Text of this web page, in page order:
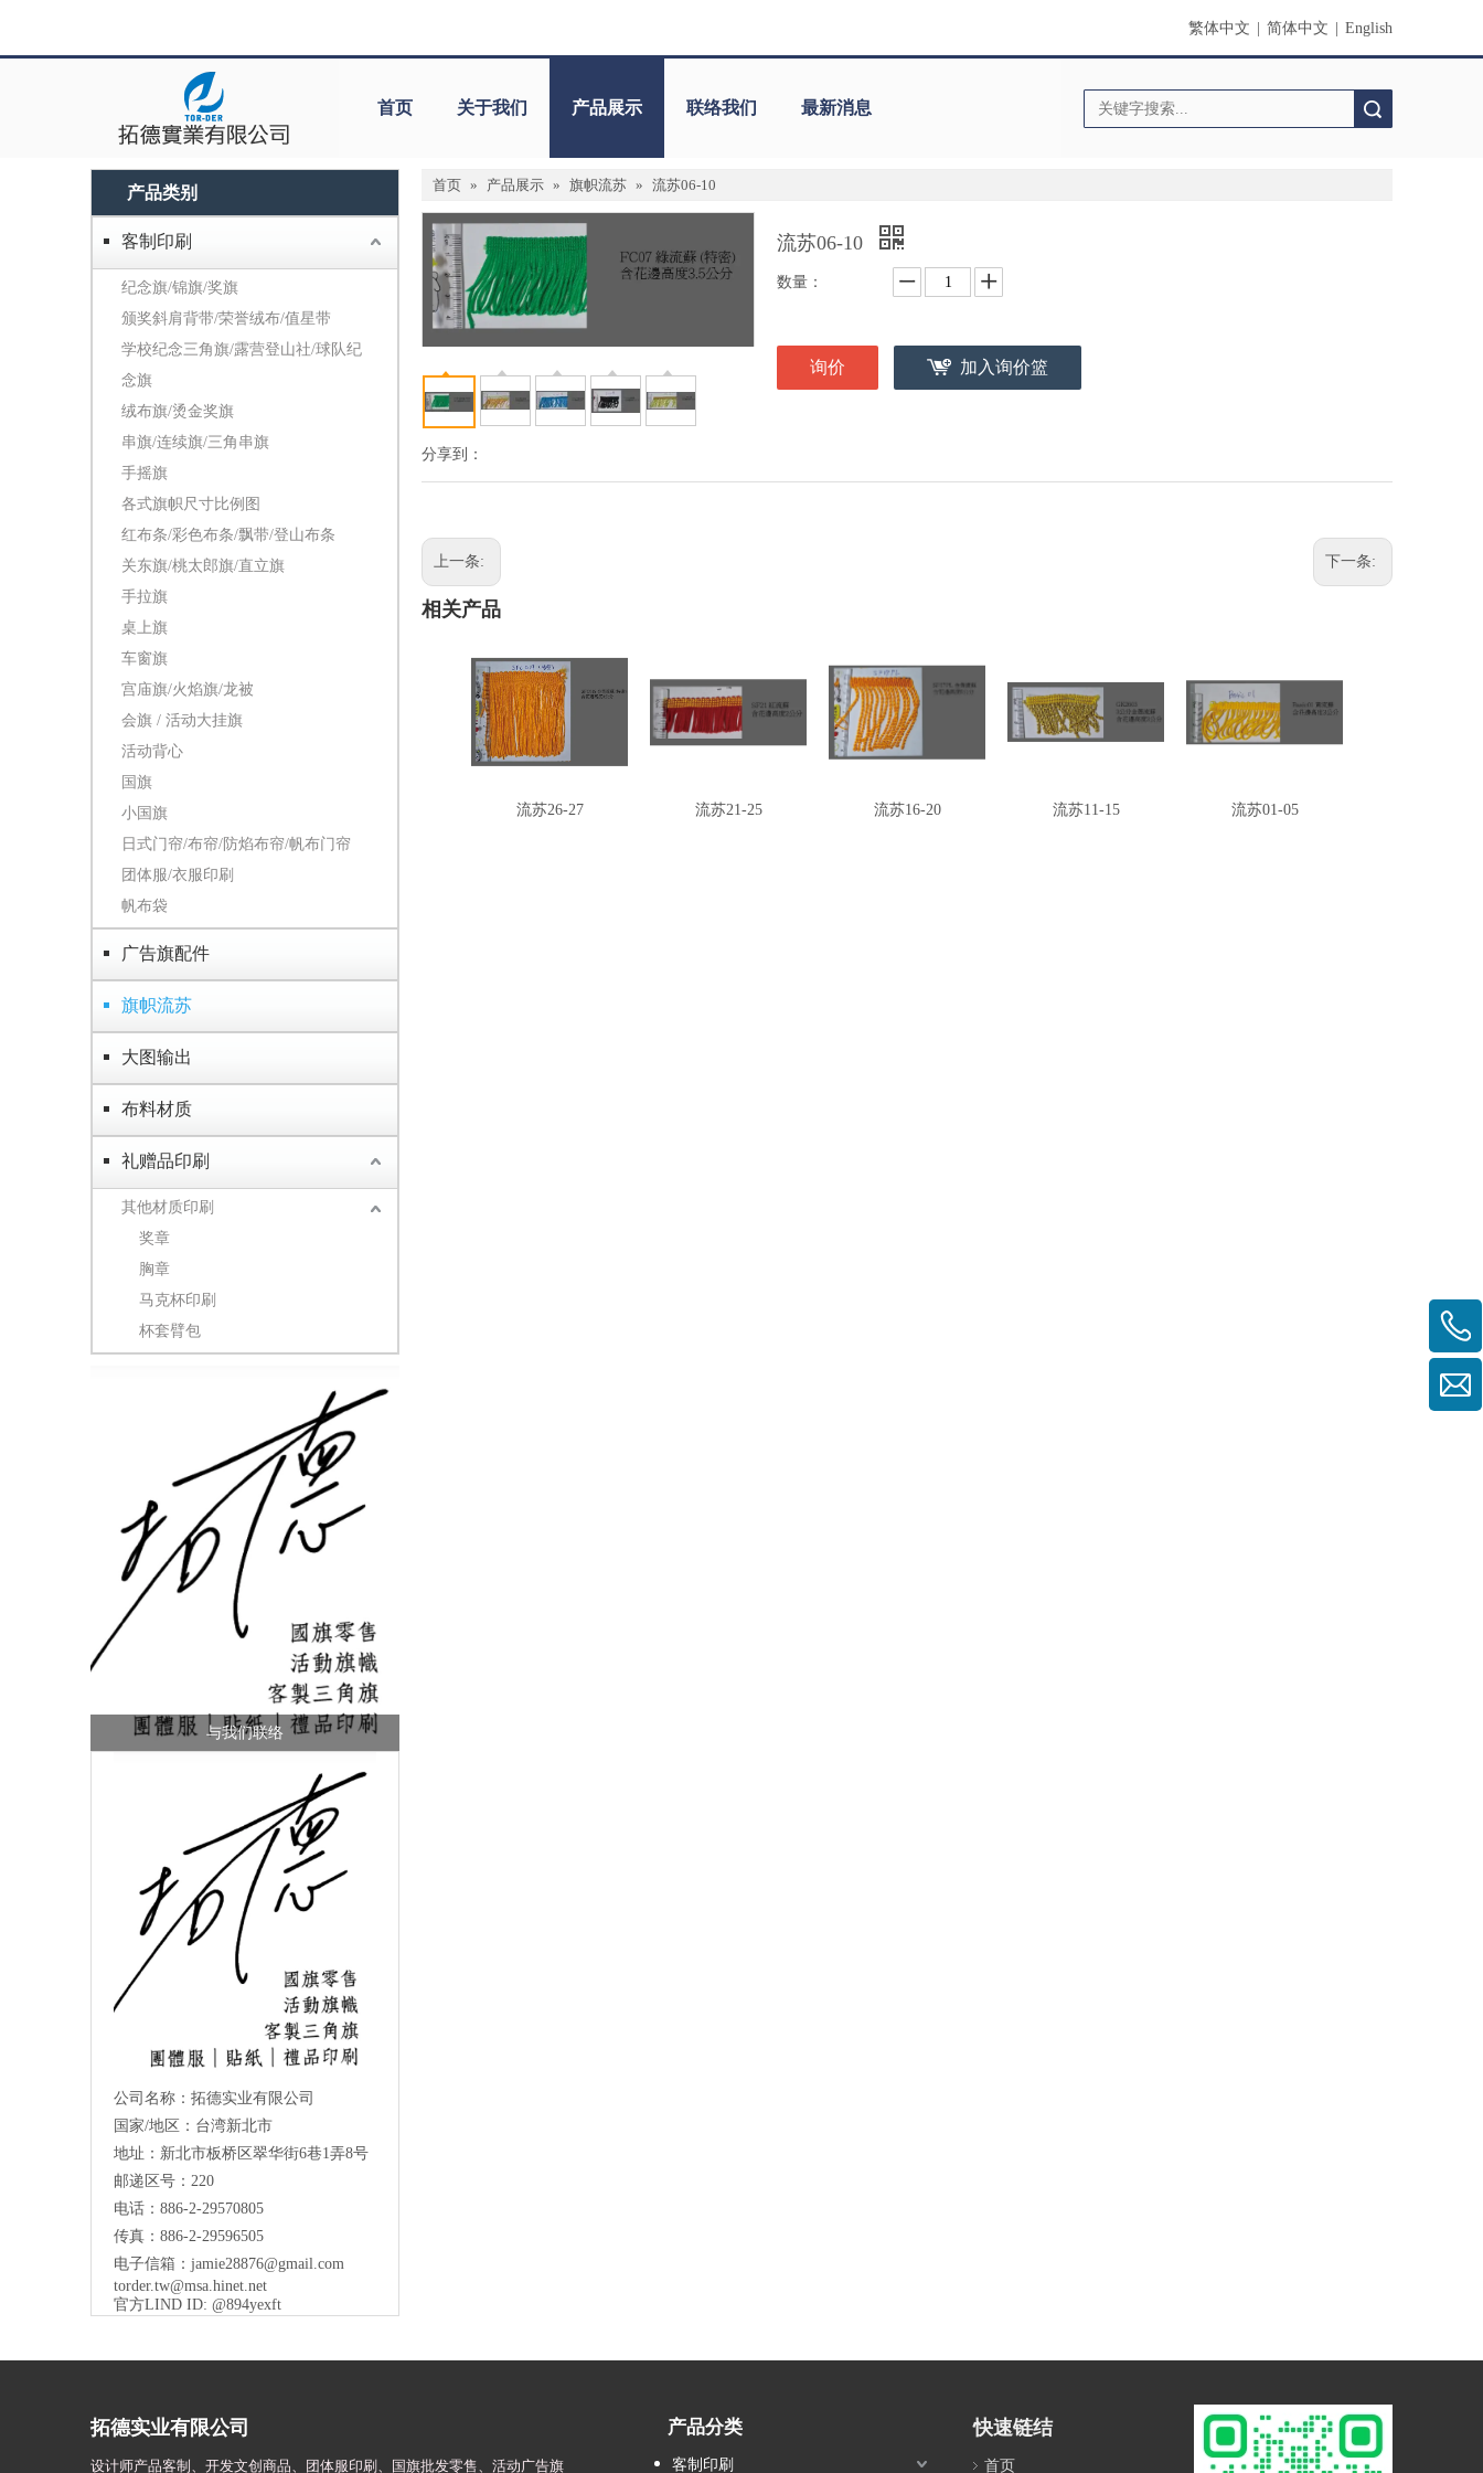
繁体中文 简体中文 English
首页 关于我们 产品展示 联络我们 最新消息
产品类别
客制印刷
纪念旗/锦旗/奖旗
颁奖斜肩背带/荣誉绒布/值星带
学校纪念三角旗/露营登山社/球队纪
念旗
绒布旗/烫金奖旗
串旗/连续旗/三角串旗
手摇旗
各式旗帜尺寸比例图
红布条/彩色布条/飘带/登山布条
关东旗/桃太郎旗/直立旗
手拉旗
桌上旗
车窗旗
宫庙旗/火焰旗/龙被
会旗 / 活动大挂旗
活动背心
国旗
小国旗
日式门帘/布帘/防焰布帘/帆布门帘
团体服/衣服印刷
帆布袋
广告旗配件
旗帜流苏
大图输出
布料材质
礼赠品印刷
其他材质印刷
奖章
胸章
马克杯印刷
杯套臂包
与我们联络
公司名称：拓德实业有限公司
国家/地区：台湾新北市
地址：新北市板桥区翠华街6巷1弄8号
邮递区号：220
电话：886-2-29570805
传真：886-2-29596505
电子信箱： jamie28876@gmail.com
torder.tw@msa.hinet.net
官方LIND ID: @894yexft
首页 » 产品展示 » 旗帜流苏 » 流苏06-10
分享到：
流苏06-10
数量：
询价 加入询价篮
上一条: 下一条:
相关产品
流苏26-27 流苏21-25 流苏16-20 流苏11-15 流苏01-05
拓德实业有限公司
设计师产品客制、开发文创商品、团体服印刷、 国旗批发零售、活动广告旗
产品分类
客制印刷
快速链结
首页